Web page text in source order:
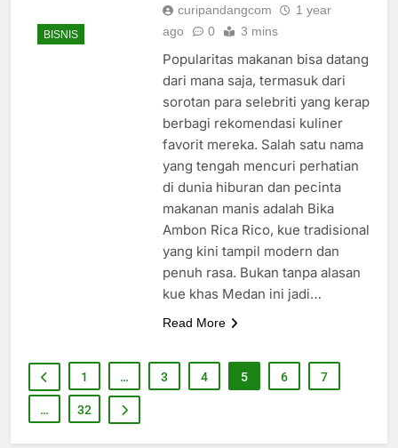
BISNIS
curipandangcom
1 year
ago
0 3 mins
Popularitas makanan bisa datang
dari mana saja, termasuk dari
sorotan para selebriti yang kerap
berbagi rekomendasi kuliner
favorit mereka. Salah satu nama
yang tengah mencuri perhatian
di dunia hiburan dan pecinta
makanan manis adalah Bika
Ambon Rica Rico, kue tradisional
yang kini tampil modern dan
penuh rasa. Bukan tanpa alasan
kue khas Medan ini jadi…
Read More
1 … 3 4 5 6 7
… 32